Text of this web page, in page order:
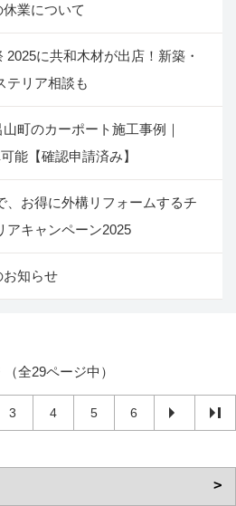
業について
2025に共和木材が出店！新築・
テリア相談も
山町のカーポート施工事例｜
能【確認申請済み】
、お得に外構リフォームするチ
アキャンペーン2025
お知らせ
全29ページ中）
3 4 5 6